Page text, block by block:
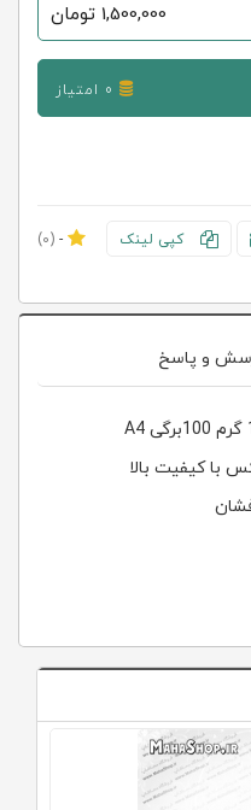
1,500,000 تومان
کپی لینک -
(0)
و پاسخ
با کیفیت بالا